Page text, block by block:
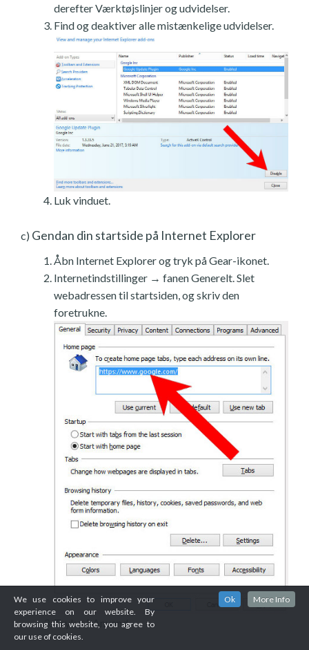
derefter Værktøjslinjer og udvidelser.
Find og deaktiver alle mistænkelige udvidelser.
Luk vinduet.
c) Gendan din startside på Internet Explorer
Åbn Internet Explorer og tryk på Gear-ikonet.
Internetindstillinger → fanen Generelt. Slet
webadressen til startsiden, og skriv den
foretrukne.
Tryk på Anvend.
We use cookies to improve your
experience on our website. By
browsing this website, you agree to
our use of cookies.
Ok More Info